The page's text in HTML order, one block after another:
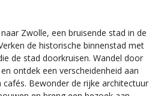
Zwolle, een bruisende stad in de
de historische binnenstad met
de stad doorkruisen. Wandel door
ontdek een verscheidenheid aan
Bewonder de rijke architectuur